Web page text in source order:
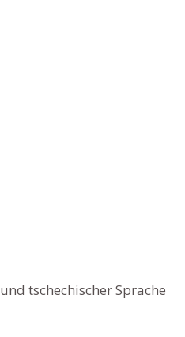
tschechischer Sprache